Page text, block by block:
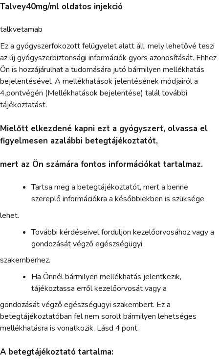
Talvey40mg/ml oldatos injekció
talkvetamab
Ez a gyógyszerfokozott felügyelet alatt áll, mely lehetővé teszi
az új gyógyszerbiztonsági információk gyors azonosítását. Ehhez
Ön is hozzájárulhat a tudomására jutó bármilyen mellékhatás
bejelentésével. A mellékhatások jelentésének módjairól a
4.pontvégén (Mellékhatások bejelentése) talál további
tájékoztatást.
Mielőtt elkezdené kapni ezt a gyógyszert, olvassa el
figyelmesen azalábbi betegtájékoztatót,
mert az Ön számára fontos információkat tartalmaz.
Tartsa meg a betegtájékoztatót, mert a benne
szereplő információkra a későbbiekben is szüksége
lehet.
További kérdéseivel forduljon kezelőorvosához vagy a
gondozását végző egészségügyi
szakemberhez.
Ha Önnél bármilyen mellékhatás jelentkezik,
tájékoztassa erről kezelőorvosát vagy a
gondozását végző egészségügyi szakembert. Ez a
betegtájékoztatóban fel nem sorolt bármilyen lehetséges
mellékhatásra is vonatkozik. Lásd 4.pont.
A betegtájékoztató tartalma: